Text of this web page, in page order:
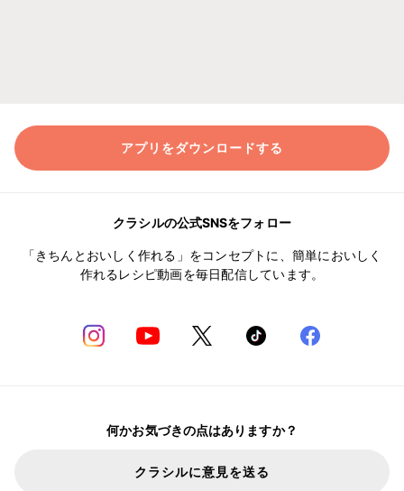
アプリをダウンロードする
クラシルの公式SNSをフォロー
「きちんとおいしく作れる」をコンセプトに、簡単においしく
作れるレシピ動画を毎日配信しています。
何かお気づきの点はありますか？
クラシルに意見を送る